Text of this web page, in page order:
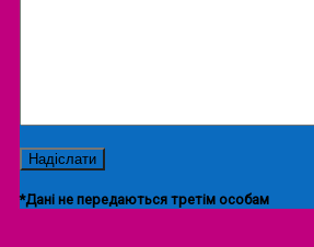
*Дані не передаються третім особам